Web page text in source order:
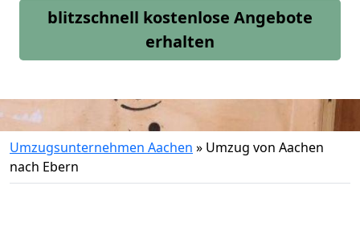
blitzschnell kostenlose Angebote
erhalten
Umzugsunternehmen Aachen » Umzug von Aachen
nach Ebern